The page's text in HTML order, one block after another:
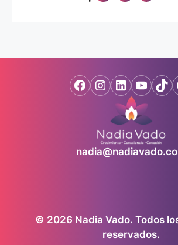
© 2026 Nadia Vado. Todos
reservados.